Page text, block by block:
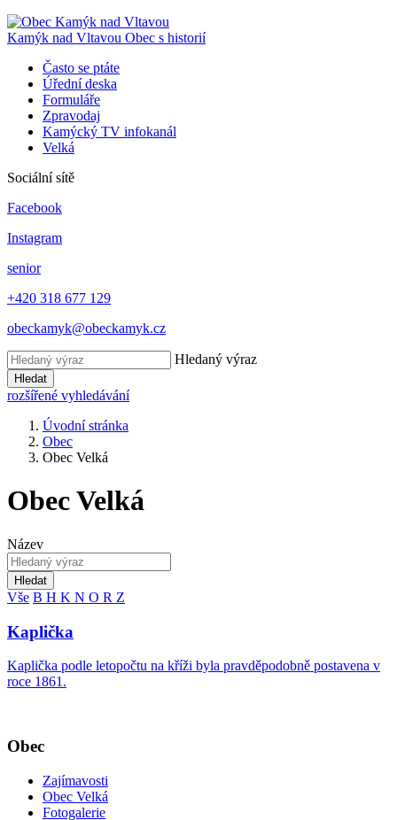
Kamýk nad Vltavou Obec s historií
Často se ptáte
Úřední deska
Formuláře
Zpravodaj
Kamýcký TV infokanál
Velká
Sociální sítě
Facebook
Instagram
senior
+420 318 677 129
obeckamyk@obeckamyk.cz
Hledaný výraz
Hledat
rozšířené vyhledávání
Úvodní stránka
Obec
Obec Velká
Obec Velká
Název
Hledat
Vše B H K N O R Z
Kaplička
Kaplička podle letopočtu na kříži byla pravděpodobně postavena v
roce 1861.
Obec
Zajímavosti
Obec Velká
Fotogalerie